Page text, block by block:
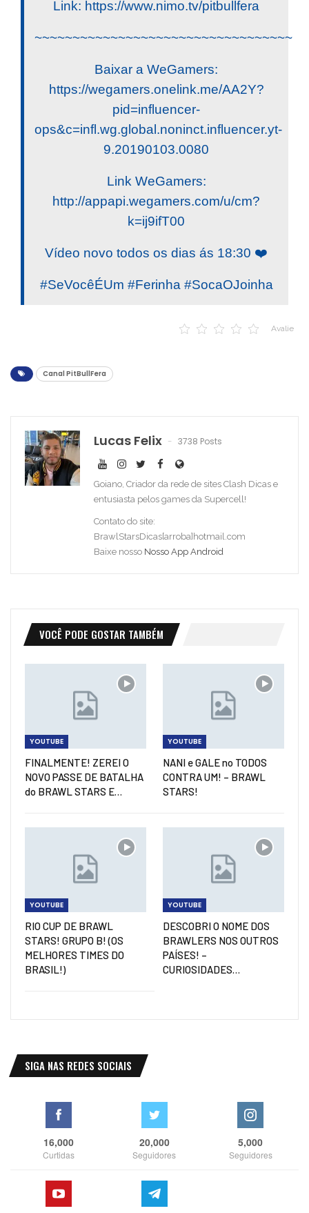
Link: https://www.nimo.tv/pitbullfera
~~~~~~~~~~~~~~~~~~~~~~~~~~~~~~~~~~
Baixar a WeGamers:
https://wegamers.onelink.me/AA2Y?
pid=influencer-
ops&c=infl.wg.global.noninct.influencer.yt-
9.20190103.0080
Link WeGamers:
http://appapi.wegamers.com/u/cm?
k=ij9ifT00
Vídeo novo todos os dias ás 18:30 ❤️
#SeVocêÉUm #Ferinha #SocaOJoinha
Avalie
Canal PitBullFera
Lucas Felix 3738 Posts
Goiano, Criador da rede de sites Clash Dicas e
entusiasta pelos games da Supercell!
Contato do site:
BrawlStarsDicas[arroba]hotmail.com
Baixe nosso Nosso App Android
VOCÊ PODE GOSTAR TAMBÉM
YOUTUBE
FINALMENTE! ZEREI O
NOVO PASSE DE BATALHA
do BRAWL STARS E…
YOUTUBE
NANI e GALE no TODOS
CONTRA UM! – BRAWL
STARS!
YOUTUBE
RIO CUP DE BRAWL
STARS! GRUPO B! (OS
MELHORES TIMES DO
BRASIL!)
YOUTUBE
DESCOBRI O NOME DOS
BRAWLERS NOS OUTROS
PAÍSES! –
CURIOSIDADES…
SIGA NAS REDES SOCIAIS
16,000
Curtidas
20,000
Seguidores
5,000
Seguidores